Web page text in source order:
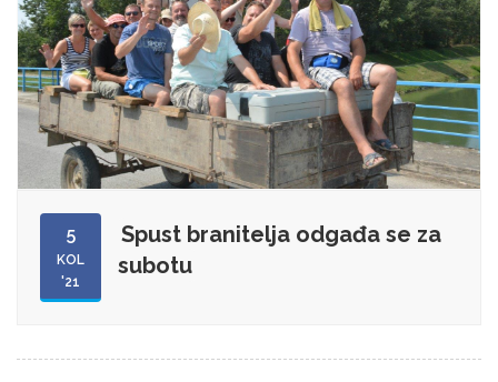
5
KOL
'21
Spust branitelja odgađa se za
subotu